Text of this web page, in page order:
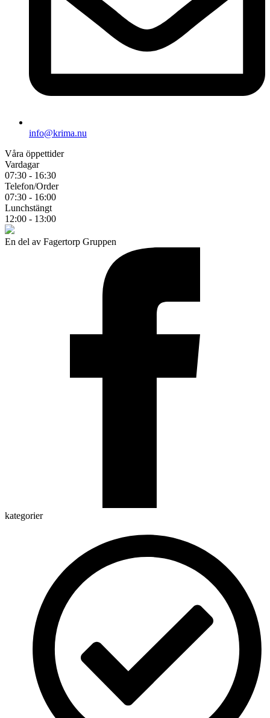
info@krima.nu
Våra öppettider
Vardagar
07:30 - 16:30
Telefon/Order
07:30 - 16:00
Lunchstängt
12:00 - 13:00
En del av Fagertorp Gruppen
kategorier